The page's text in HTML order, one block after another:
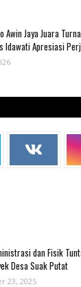
Awin Jaya Juara
Idawati Apresiasi
dan Fisik
Desa Suak Putat
23, 2025